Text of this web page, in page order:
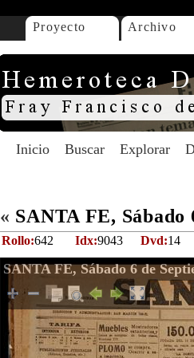
Proyecto Archivo
Inicio Buscar Explorar
« SANTA FE, Sábado
Rollo:642 Idx:9043 Dvd:14
SANTA FE, Sábado 6 de